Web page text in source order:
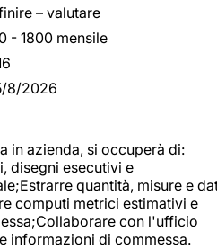
– valutare
- 1800 mensile
8/2026
in azienda, si occuperà di:
disegni esecutivi e
quantità, misure e
computi metrici estimativi e
con l'ufficio
informazioni di commessa.